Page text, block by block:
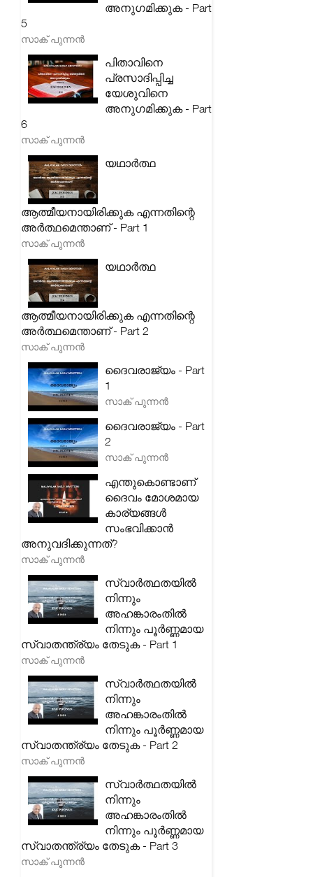
അനുഗമിക്കുക - Part
5
സാക് പുന്നൻ
പിതാവിനെ
പ്രസാദിപ്പിച്ച
യേശുവിനെ
അനുഗമിക്കുക - Part
6
സാക് പുന്നൻ
യഥാർത്ഥ
ആത്മീയനായിരിക്കുക എന്നതിന്റെ
അർത്ഥമെന്താണ് - Part 1
സാക് പുന്നൻ
യഥാർത്ഥ
ആത്മീയനായിരിക്കുക എന്നതിന്റെ
അർത്ഥമെന്താണ് - Part 2
സാക് പുന്നൻ
ദൈവരാജ്യം - Part
1
സാക് പുന്നൻ
ദൈവരാജ്യം - Part
2
സാക് പുന്നൻ
എന്തുകൊണ്ടാണ്
ദൈവം മോശമായ
കാര്യങ്ങൾ
സംഭവിക്കാൻ
അനുവദിക്കുന്നത്?
സാക് പുന്നൻ
സ്വാർത്ഥതയിൽ
നിന്നും
അഹങ്കാരംതിൽ
നിന്നും പൂർണ്ണമായ
സ്വാതന്ത്ര്യം തേടുക - Part 1
സാക് പുന്നൻ
സ്വാർത്ഥതയിൽ
നിന്നും
അഹങ്കാരംതിൽ
നിന്നും പൂർണ്ണമായ
സ്വാതന്ത്ര്യം തേടുക - Part 2
സാക് പുന്നൻ
സ്വാർത്ഥതയിൽ
നിന്നും
അഹങ്കാരംതിൽ
നിന്നും പൂർണ്ണമായ
സ്വാതന്ത്ര്യം തേടുക - Part 3
സാക് പുന്നൻ